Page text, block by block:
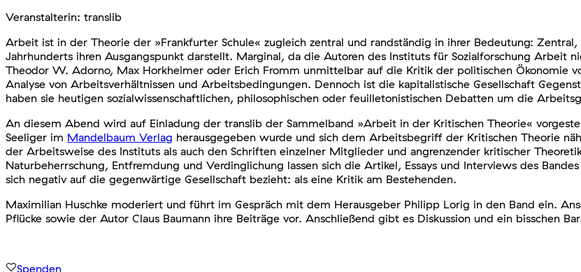
Veranstalterin: translib
Arbeit ist in der Theorie der »Frankfurter Schule« zugleich zentral und randständig in ihrer Bedeutung:
Jahrhunderts ihren Ausgangspunkt darstellt. Marginal, da die Autoren des Instituts für Sozialforschung
Theodor W. Adorno, Max Horkheimer oder Erich Fromm unmittelbar auf die Kritik der politischen Ökonomie
Analyse von Arbeitsverhältnissen und Arbeitsbedingungen. Dennoch ist die kapitalistische Gesellschaft
haben sie heutigen sozialwissenschaftlichen, philosophischen oder feuilletonistischen Debatten um die
An diesem Abend wird auf Einladung der translib der Sammelband »Arbeit in der Kritischen Theorie«
Seeliger im Mandelbaum Verlag herausgegeben wurde und sich dem Arbeitsbegriff der Kritischen Theorie
der Arbeitsweise des Instituts als auch den Schriften einzelner Mitglieder und angrenzender kritischer
Naturbeherrschung, Entfremdung und Verdinglichung lassen sich die Artikel, Essays und Interviews des
sich negativ auf die gegenwärtige Gesellschaft bezieht: als eine Kritik am Bestehenden.
Maximilian Huschke moderiert und führt im Gespräch mit dem Herausgeber Philipp Lorig in den Band ein.
Pflücke sowie der Autor Claus Baumann ihre Beiträge vor. Anschließend gibt es Diskussion und ein bisschen
Spenden